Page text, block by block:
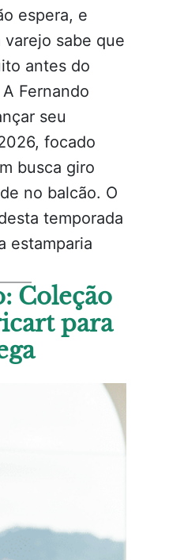
espera, e
sabe que
antes do
Fernando
seu
focado
busca giro
no balcão. O
temporada
estamparia
Coleção
para